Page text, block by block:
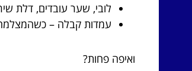
לובי, שער עובדים, דלת
עמדות קבלה – כשהמצלמה
ואיפה פחות?